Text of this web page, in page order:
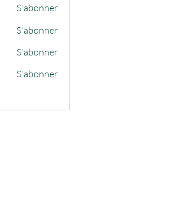
S'abonner
S'abonner
S'abonner
S'abonner